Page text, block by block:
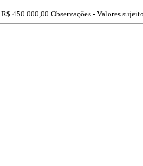
R$ 450.000,00 Observações - Valores